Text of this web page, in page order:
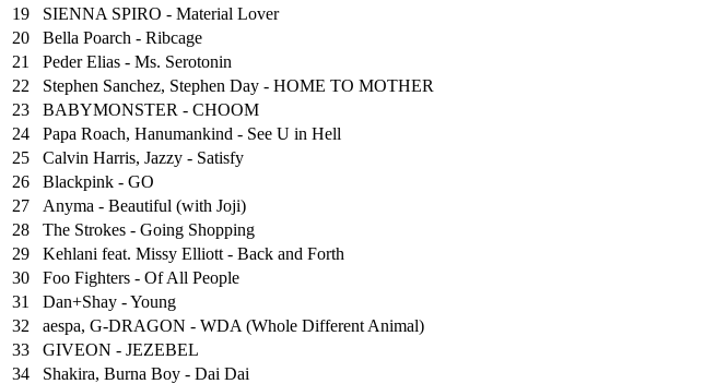
19
SIENNA SPIRO - Material Lover
20
Bella Poarch - Ribcage
21
Peder Elias - Ms. Serotonin
22
Stephen Sanchez, Stephen Day - HOME TO MOTHER
23
BABYMONSTER - CHOOM
24
Papa Roach, Hanumankind - See U in Hell
25
⁠Calvin Harris, Jazzy - Satisfy
26
Blackpink - GO
27
Anyma - Beautiful (with Joji)
28
The Strokes - Going Shopping
29
Kehlani feat. Missy Elliott - Back and Forth
30
Foo Fighters - Of All People
31
Dan+Shay - Young
32
aespa, G-DRAGON - WDA (Whole Different Animal)
33
GIVEON - JEZEBEL
34
Shakira, Burna Boy - Dai Dai